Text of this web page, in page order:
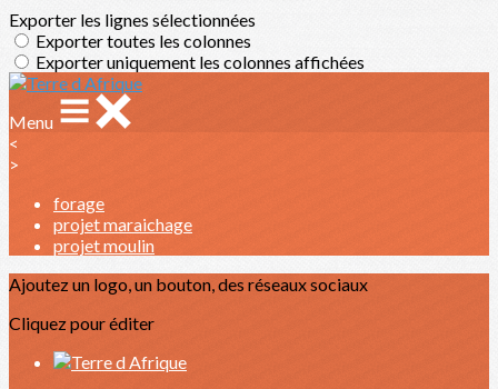
Exporter les lignes sélectionnées
Exporter toutes les colonnes
Exporter uniquement les colonnes affichées
Menu
<
>
forage
projet maraichage
projet moulin
Ajoutez un logo, un bouton, des réseaux sociaux
Cliquez pour éditer